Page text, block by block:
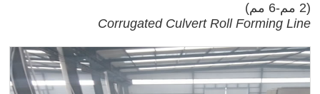
(2 مم-6 مم)
Corrugated Culvert Roll Forming Line